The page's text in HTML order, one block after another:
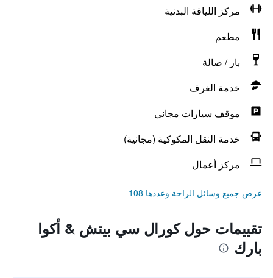
مركز اللياقة البدنية
مطعم
بار / صالة
خدمة الغرف
موقف سيارات مجاني
خدمة النقل المكوكية (مجانية)
مركز أعمال
عرض جميع وسائل الراحة وعددها 108
تقييمات حول كورال سي بيتش & أكوا
بارك